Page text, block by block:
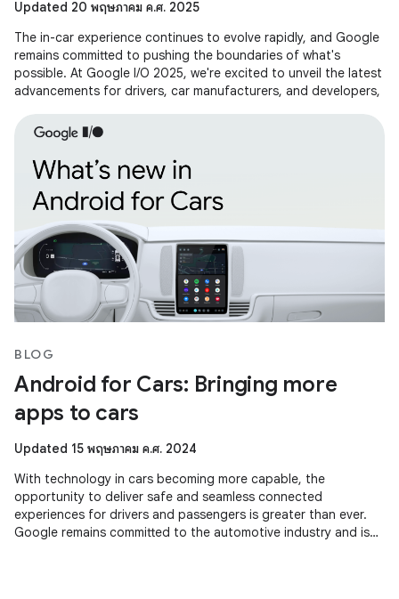
Updated 20 พฤษภาคม ค.ศ. 2025
The in-car experience continues to evolve rapidly, and Google
remains committed to pushing the boundaries of what's
possible. At Google I/O 2025, we're excited to unveil the latest
advancements for drivers, car manufacturers, and developers,
BLOG
Android for Cars: Bringing more
apps to cars
Updated 15 พฤษภาคม ค.ศ. 2024
With technology in cars becoming more capable, the
opportunity to deliver safe and seamless connected
experiences for drivers and passengers is greater than ever.
Google remains committed to the automotive industry and is